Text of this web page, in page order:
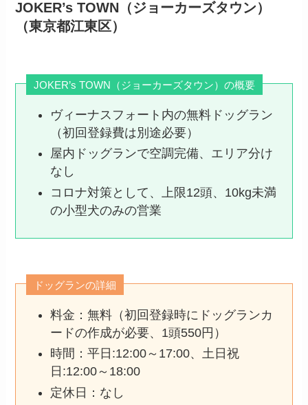
JOKER’s TOWN（ジョーカーズタウン）
（東京都江東区）
JOKER’s TOWN（ジョーカーズタウン）の概要
ヴィーナスフォート内の無料ドッグラン
（初回登録費は別途必要）
屋内ドッグランで空調完備、エリア分け
なし
コロナ対策として、上限12頭、10kg未満
の小型犬のみの営業
ドッグランの詳細
料金：無料（初回登録時にドッグランカ
ードの作成が必要、1頭550円）
時間：平日:12:00～17:00、土日祝
日:12:00～18:00
定休日：なし